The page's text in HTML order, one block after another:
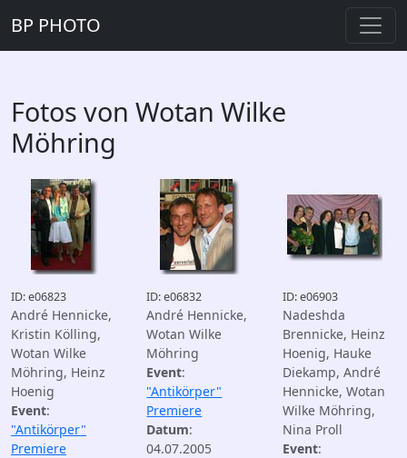
BP PHOTO
Fotos von Wotan Wilke
Möhring
ID: e06823
André Hennicke,
Kristin Kölling,
Wotan Wilke
Möhring, Heinz
Hoenig
Event:
"Antikörper"
Premiere
ID: e06832
André Hennicke,
Wotan Wilke
Möhring
Event:
"Antikörper"
Premiere
Datum:
04.07.2005
ID: e06903
Nadeshda
Brennicke, Heinz
Hoenig, Hauke
Diekamp, André
Hennicke, Wotan
Wilke Möhring,
Nina Proll
Event: